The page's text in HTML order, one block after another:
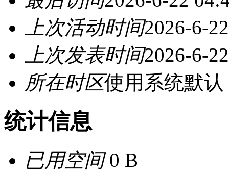
上次活动时间2026-6-
上次发表时间2026-6-
所在时区使用系统默认
统计信息
已用空间0 B